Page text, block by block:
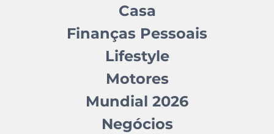
Casa
Finanças Pessoais
Lifestyle
Motores
Mundial 2026
Negócios